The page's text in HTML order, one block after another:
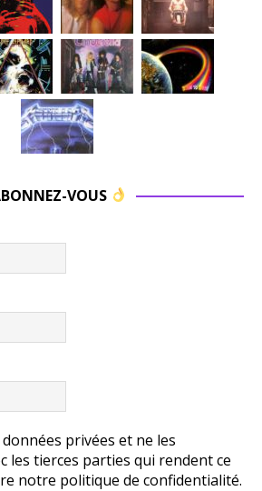
VOUS
privées et ne les
les tierces parties qui rendent ce
notre politique de confidentialité.